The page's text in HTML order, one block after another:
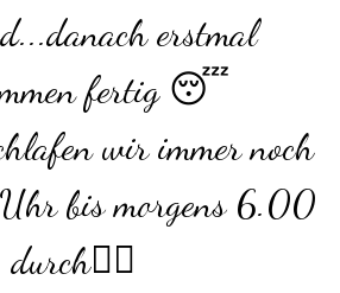
erstmal
fertig 😴
wir immer noch
bis morgens 6.00
durch👍🏻